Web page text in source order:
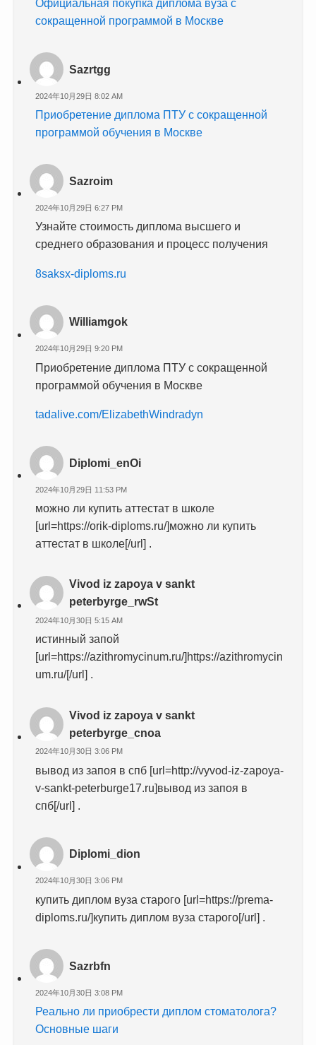
Официальная покупка диплома вуза с
сокращенной программой в Москве
Sazrtgg
2024年10月29日 8:02 AM
Приобретение диплома ПТУ с сокращенной
программой обучения в Москве
Sazroim
2024年10月29日 6:27 PM
Узнайте стоимость диплома высшего и
среднего образования и процесс получения
8saksx-diploms.ru
Williamgok
2024年10月29日 9:20 PM
Приобретение диплома ПТУ с сокращенной
программой обучения в Москве
tadalive.com/ElizabethWindradyn
Diplomi_enOi
2024年10月29日 11:53 PM
можно ли купить аттестат в школе
[url=https://orik-diploms.ru/]можно ли купить
аттестат в школе[/url] .
Vivod iz zapoya v sankt
peterbyrge_rwSt
2024年10月30日 5:15 AM
истинный запой
[url=https://azithromycinum.ru/]https://azithromycin
um.ru/[/url] .
Vivod iz zapoya v sankt
peterbyrge_cnoa
2024年10月30日 3:06 PM
вывод из запоя в спб [url=http://vyvod-iz-zapoya-
v-sankt-peterburge17.ru]вывод из запоя в
спб[/url] .
Diplomi_dion
2024年10月30日 3:06 PM
купить диплом вуза старого [url=https://prema-
diploms.ru/]купить диплом вуза старого[/url] .
Sazrbfn
2024年10月30日 3:08 PM
Реально ли приобрести диплом стоматолога?
Основные шаги